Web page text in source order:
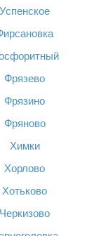
Успенское
Фрязево
Фрязино
Фряново
Химки
Хорлово
Хотьково
Черкизово